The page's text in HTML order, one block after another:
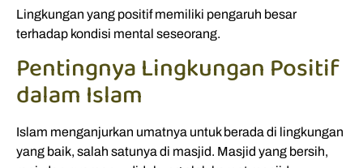
Lingkungan yang positif memiliki pengaruh besar
terhadap kondisi mental seseorang.
Pentingnya Lingkungan Positif
dalam Islam
Islam menganjurkan umatnya untuk berada di lingkungan
yang baik, salah satunya di masjid. Masjid yang bersih,